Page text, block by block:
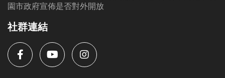
園市政府宣佈是否對外開放
社群連結